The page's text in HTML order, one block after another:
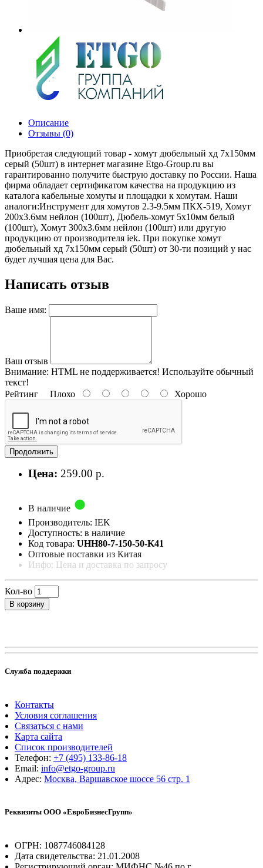
Описание
Отзывы (0)
Приобретая следующий товар - хомут дюбельный хд 7х150мм
серый (50шт) в интернет магазине Etgo-Group.ru вы
гарантированно получите быструю доставку по России. Наша
фирма обладает сертификатом качества на продукцию из
каталога кабельные хомуты и площадки к хомутам. Наши
аналоги:Инструмент для хомутов 2.3-9.5мм ПКХ-519, Хомут
200х3.6мм нейлон (100шт), Дюбель-хомут 5х10мм белый
(100шт), Хомут 300х3.6мм нейлон (100шт) или другую
продукцию от производителя iek. При покупке хомут
дюбельный хд 7х150мм серый (50шт) от 30-ти позиций у нас
будет лучшая цена для Вас.
Написать отзыв
Ваше имя:
Ваш отзыв
Внимание: HTML не поддерживается! Используйте обычный
текст!
Рейтинг Плохо Хорошо
Продолжить
Цена: 259.00 р.
В наличие
Производитель: IEK
Доступность: в наличие
Код товара: UHH80-7-150-50-K41
Оптовые поставки из Китая
Инфо: Цена и доставка по запросу
Кол-во
В корзину
Служба поддержки
Контакты
Условия соглашения
Связаться с нами
Карта сайта
Список производителей
Телефон: +7 (495) 133-86-18
Email: info@etgo-group.ru
Адрес: Москва, Варшавское шоссе 56 стр. 1
Реквизиты ООО «ЕвроБизнесГрупп»
ОГРН: 1087746084128
Дата свидетельства: 21.01.2008